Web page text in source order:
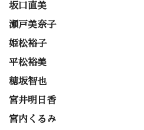
坂口直美
瀬戸美奈子
姫松裕子
平松裕美
穂坂智也
宮井明日香
宮内くるみ